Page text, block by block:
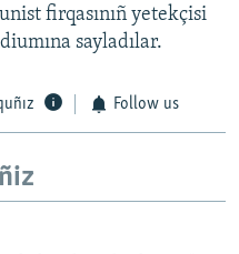
firqasınıñ yetekçisi
sayladılar.
Follow us